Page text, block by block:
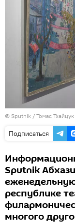
© Sputnik / Томас Тхайцук
Подписаться
Sputnik
республике
многого